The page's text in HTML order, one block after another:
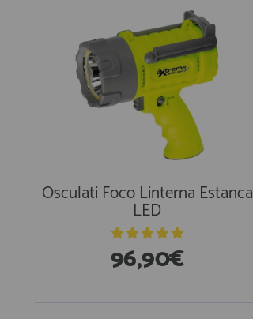
Osculati Foco Linterna Estanca
LED
96,90€